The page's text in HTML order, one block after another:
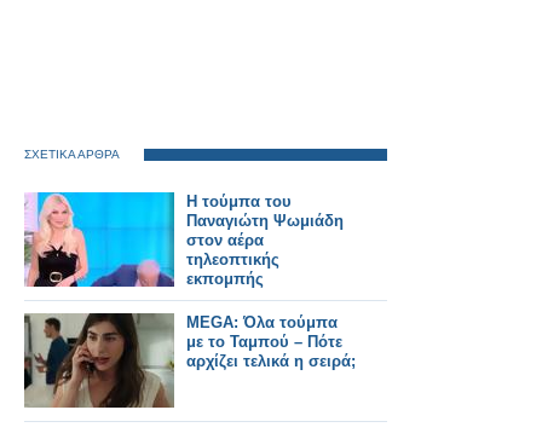
ΣΧΕΤΙΚΑ ΑΡΘΡΑ
Η τούμπα του
Παναγιώτη Ψωμιάδη
στον αέρα
τηλεοπτικής
εκπομπής
MEGA: Όλα τούμπα
με το Ταμπού – Πότε
αρχίζει τελικά η σειρά;